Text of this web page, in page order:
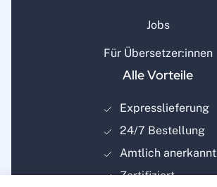
Jobs
Für Übersetzer:innen
Alle Vorteile
Expresslieferung
24/7 Bestellung
Amtlich anerkannt
Zertifiziert